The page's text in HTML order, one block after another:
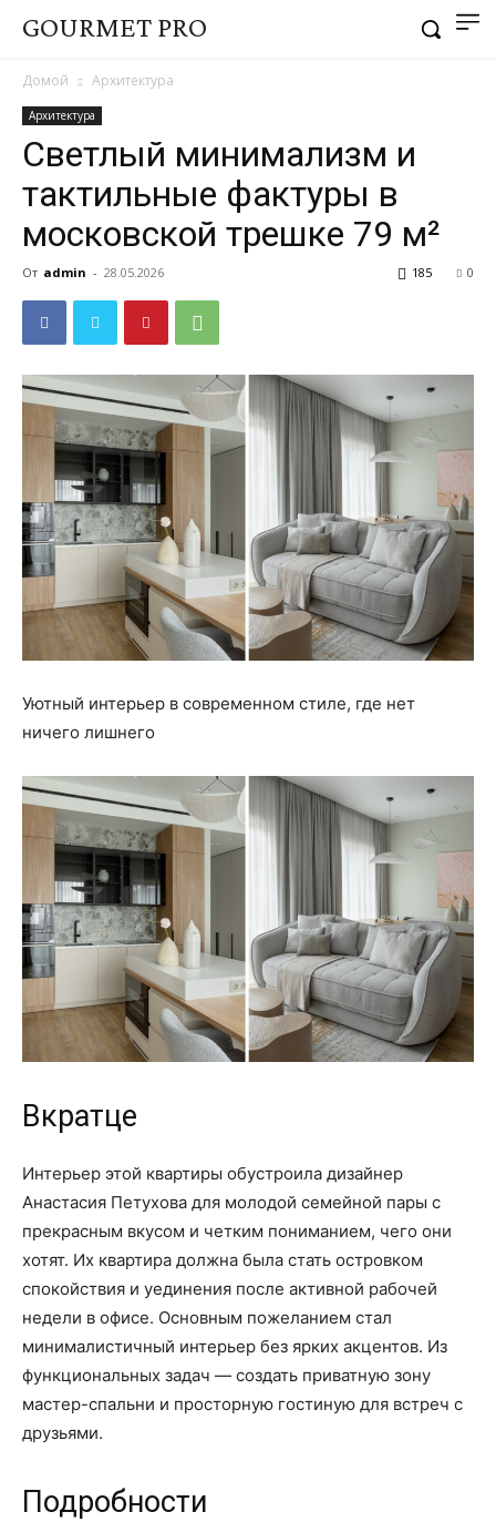
GOURMET PRO
Домой Архитектура
Архитектура
Светлый минимализм и
тактильные фактуры в
московской трешке 79 м²
От admin - 28.05.2026 0
185
Уютный интерьер в современном стиле, где нет
ничего лишнего
Вкратце
Интерьер этой квартиры обустроила дизайнер
Анастасия Петухова для молодой семейной пары с
прекрасным вкусом и четким пониманием, чего они
хотят. Их квартира должна была стать островком
спокойствия и уединения после активной рабочей
недели в офисе. Основным пожеланием стал
минималистичный интерьер без ярких акцентов. Из
функциональных задач — создать приватную зону
мастер-спальни и просторную гостиную для встреч с
друзьями.
Подробности